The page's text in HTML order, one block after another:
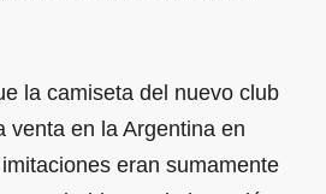
la camiseta del nuevo club
venta en la Argentina en
eran sumamente